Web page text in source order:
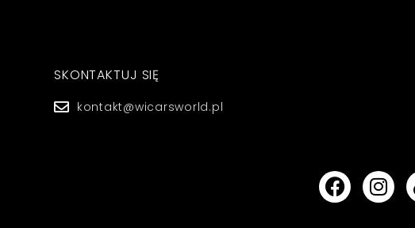
SKONTAKTUJ SIĘ
kontakt@wicarsworld.pl